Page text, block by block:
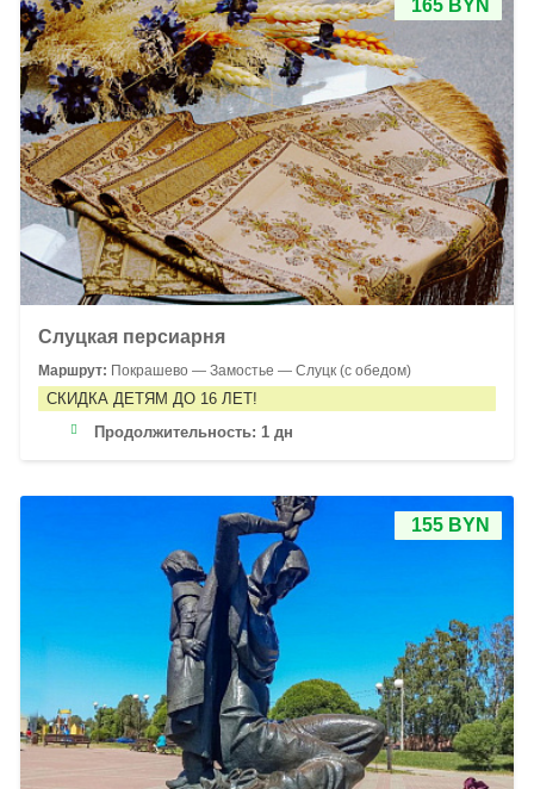
165 BYN
Слуцкая персиарня
Маршрут: Покрашево — Замостье — Слуцк (с обедом)
СКИДКА ДЕТЯМ ДО 16 ЛЕТ!
Продолжительность: 1 дн
155 BYN